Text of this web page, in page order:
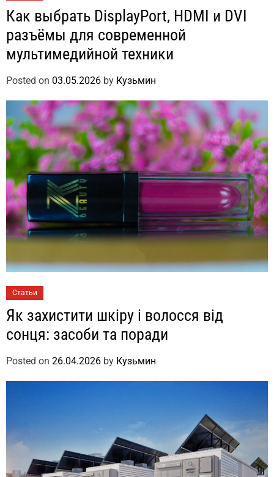
Как выбрать DisplayPort, HDMI и DVI
разъёмы для современной
мультимедийной техники
Posted on 03.05.2026 by Кузьмин
Статьи
Як захистити шкіру і волосся від
сонця: засоби та поради
Posted on 26.04.2026 by Кузьмин